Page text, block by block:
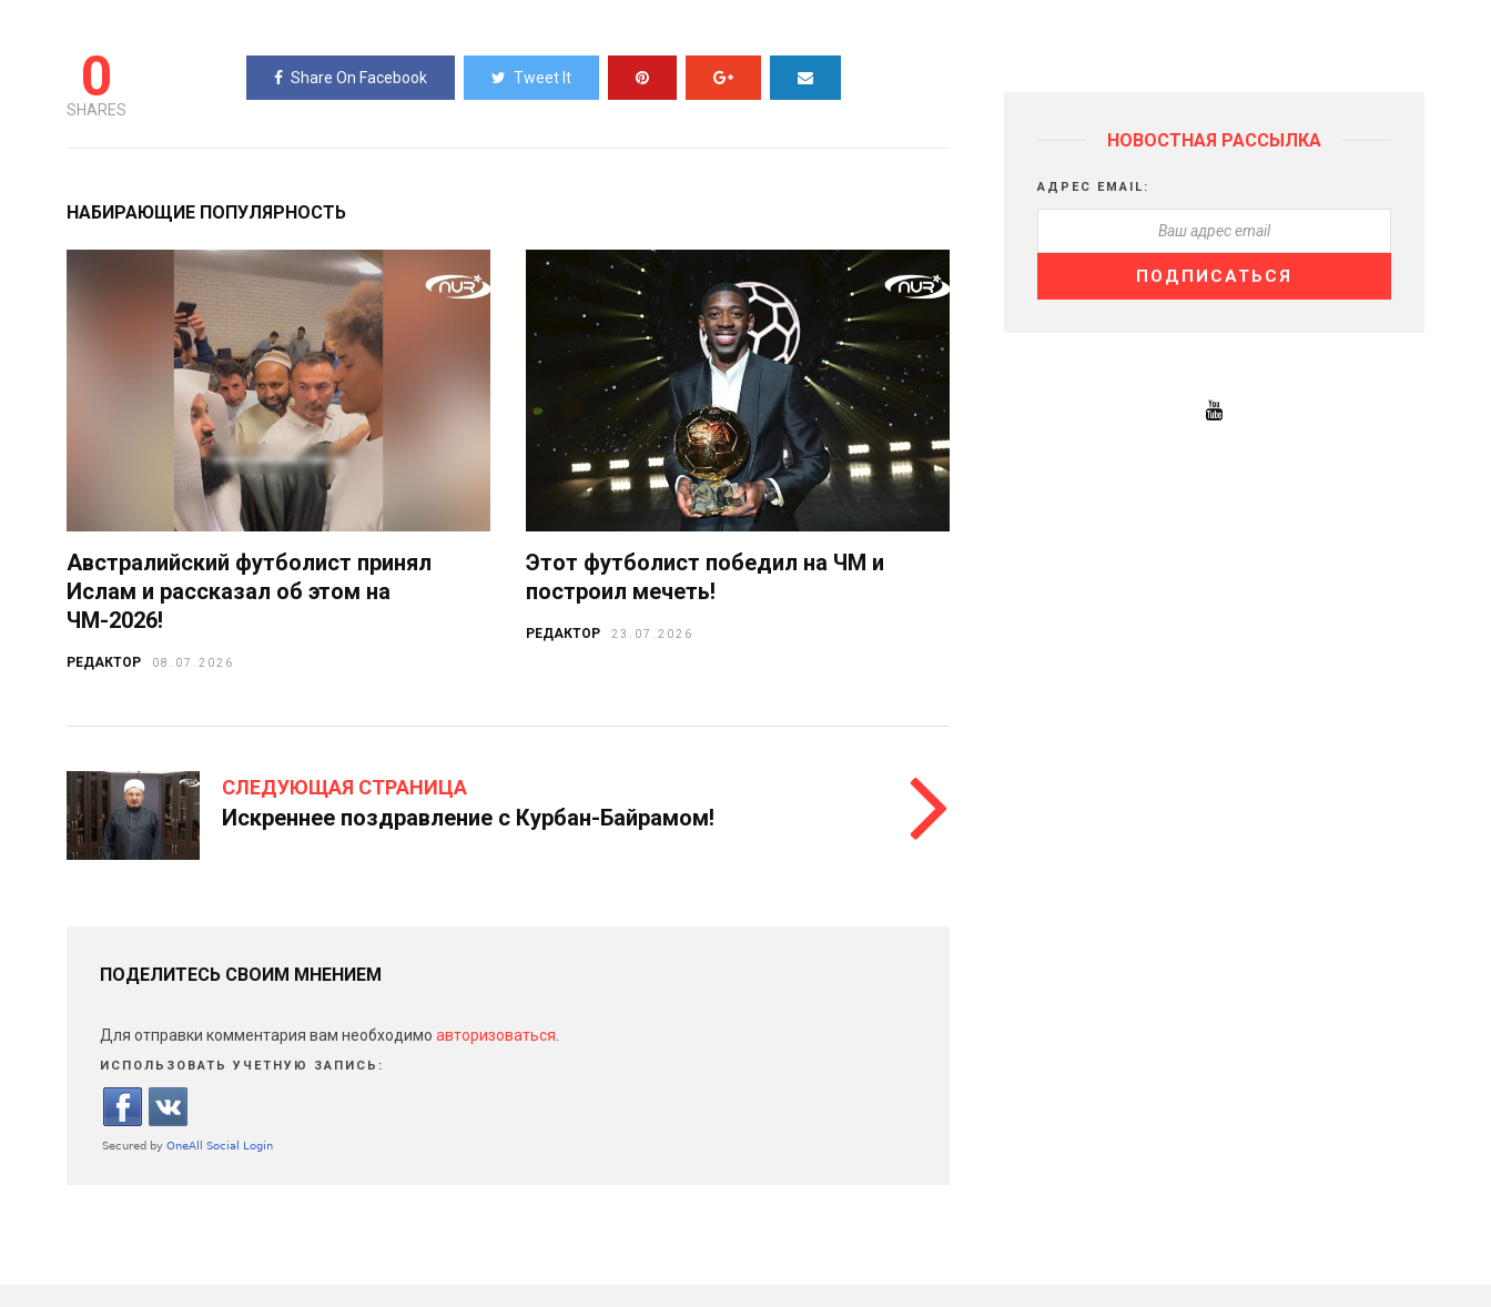
0
SHARES
Share On Facebook Tweet It
НАБИРАЮЩИЕ ПОПУЛЯРНОСТЬ
Австралийский футболист принял
Ислам и рассказал об этом на
ЧМ-2026!
РЕДАКТОР 08.07.2026
Этот футболист победил на ЧМ и
построил мечеть!
РЕДАКТОР 23.07.2026
СЛЕДУЮЩАЯ СТРАНИЦА
Искреннее поздравление с Курбан-Байрамом!
ПОДЕЛИТЕСЬ СВОИМ МНЕНИЕМ
Для отправки комментария вам необходимо авторизоваться
ИСПОЛЬЗОВАТЬ УЧЕТНУЮ ЗАПИСЬ:
НОВОСТНАЯ РАССЫЛКА
АДРЕС EMAIL: